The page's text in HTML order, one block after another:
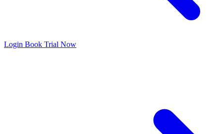
Login Book Trial Now